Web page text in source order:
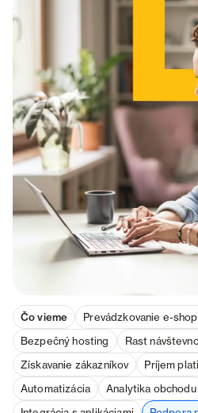
Čo vieme Prevádzkovanie e-
Bezpečný hosting
Rast
Získavanie zákazníkov
Príjem
Automatizácia
Analytika obchodu